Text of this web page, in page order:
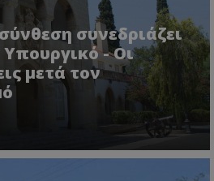
συνεδριάζει
- Οι
μετά τον